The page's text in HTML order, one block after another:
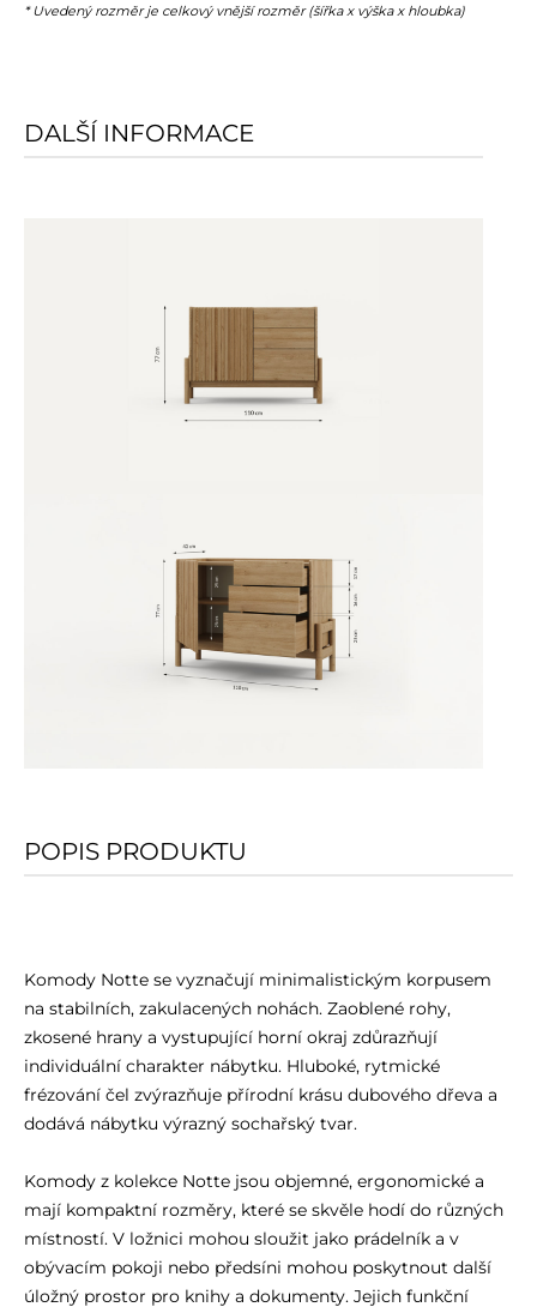
* Uvedený rozměr je celkový vnější rozměr (šířka x výška x hloubka)
DALŠÍ INFORMACE
POPIS PRODUKTU
Komody Notte se vyznačují minimalistickým korpusem
na stabilních, zakulacených nohách. Zaoblené rohy,
zkosené hrany a vystupující horní okraj zdůrazňují
individuální charakter nábytku. Hluboké, rytmické
frézování čel zvýrazňuje přírodní krásu dubového dřeva a
dodává nábytku výrazný sochařský tvar.
Komody z kolekce Notte jsou objemné, ergonomické a
mají kompaktní rozměry, které se skvěle hodí do různých
místností. V ložnici mohou sloužit jako prádelník a v
obývacím pokoji nebo předsíni mohou poskytnout další
úložný prostor pro knihy a dokumenty. Jejich funkční